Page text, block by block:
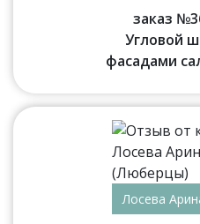
заказ
Угловой
фасадами
Лосева